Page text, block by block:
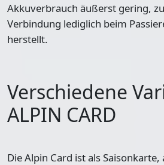
Akkuverbrauch äußerst gering,
Verbindung lediglich beim
herstellt.
Verschiedene
ALPIN CARD
Die Alpin Card ist alsSaisonkarte,